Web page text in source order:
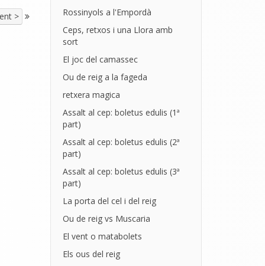
>
Rossinyols a l'Empordà
Ceps, retxos i una Llora amb
sort
El joc del camassec
Ou de reig a la fageda
retxera magica
Assalt al cep: boletus edulis (1ª
part)
Assalt al cep: boletus edulis (2ª
part)
Assalt al cep: boletus edulis (3ª
part)
La porta del cel i del reig
Ou de reig vs Muscaria
El vent o matabolets
Els ous del reig